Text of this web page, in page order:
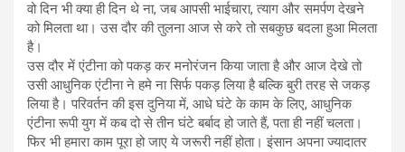
वो दिन भी क्या ही दिन थे ना, जब आपसी भाईचारा, त्याग और समर्पण देखने
को मिलता था। उस दौर की तुलना आज से करे तो सबकुछ बदला हुआ मिलता
है।
उस दौर में एंटीना को पकड़ कर मनोरंजन किया जाता है और आज देखे तो
उसी आधुनिक एंटीना ने हमे ना सिर्फ पकड़ लिया है बल्कि बुरी तरह से जकड़
लिया है। परिवर्तन की इस दुनिया में, आधे घंटे के काम के लिए, आधुनिक
एंटीना रूपी युग में कब दो से तीन घंटे बर्बाद हो जाते हैं, पता ही नहीं चलता।
फिर भी हमारा काम पूरा हो जाए ये जरूरी नहीं होता। इंसान अपना ज्यादातर